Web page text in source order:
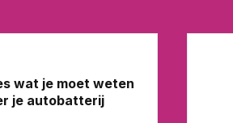
wat je moet weten
je autobatterij